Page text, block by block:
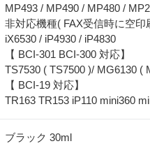
MP493 / MP490 / MP480 /
非対応機種( FAX受信時に空
iX6530 / iP4930 / iP4830
【 BCI-301 BCI-300 対応】
TS7530 ( TS7500 )/ MG6130 (
【 BCI-19 対応】
TR163 TR153 iP110 mini360
ブラック 30ml